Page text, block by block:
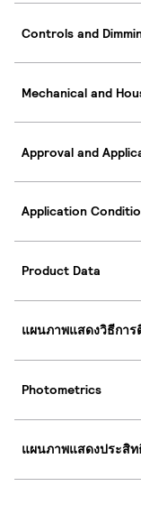
Controls and
Mechanical and
Approval and
Application
Product Data
แผนภาพแสดงวิธีการ
Photometrics
แผนภาพแสดงประสิ